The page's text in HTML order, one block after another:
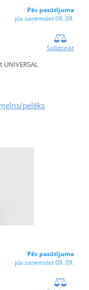
Pēc pasūtījuma
jūs saņemsiet 09. 09.
Salīdzināt
pelēks
Pēc pasūtījuma
jūs saņemsiet 09. 09.